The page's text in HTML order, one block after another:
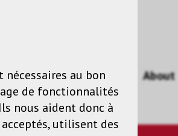
Actualités About
au bon
de fonctionnalités
nous aident donc à
utilisent des